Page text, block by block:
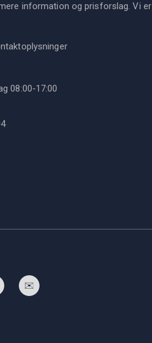
information og prisforslag. Vi er
08:00-17:00
Instagram